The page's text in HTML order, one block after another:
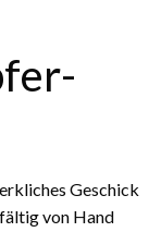
Geschick
von Hand